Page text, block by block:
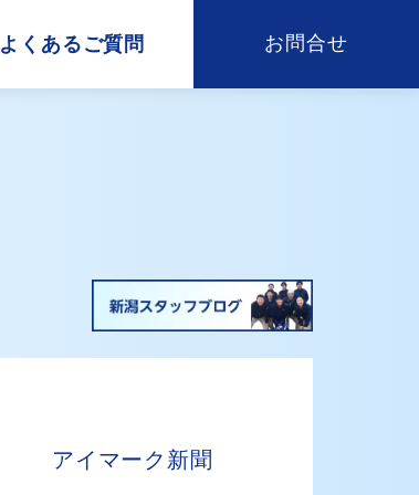
よくあるご質問 お問合せ
アイマーク新聞